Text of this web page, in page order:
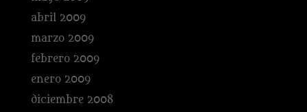
abril 2009
marzo 2009
febrero 2009
enero 2009
diciembre 2008